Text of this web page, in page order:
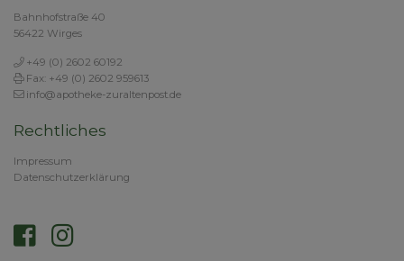
Bahnhofstraße 40
56422 Wirges
+49 (0) 2602 60192
Fax: +49 (0) 2602 959613
info@apotheke-zuraltenpost.de
Rechtliches
Impressum
Datenschutzerklärung